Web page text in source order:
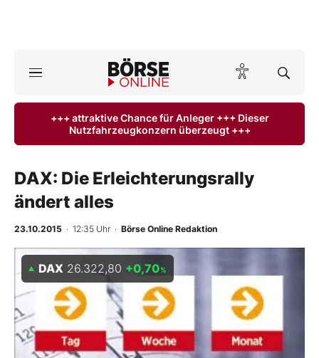
ktuelle Ausgabe BÖRSE ONLINE lesen
Anlageprodukte
Finanz-Check
BO-Musterdepots
Experten
Mein B:O
+++ attraktive Chance für Anleger +++ Dieser
Nutzfahrzeugkonzern überzeugt +++
DAX: Die Erleichterungsrally
ändert alles
23.10.2015 · 12:35 Uhr · Börse Online Redaktion
DAX 26.322,80 +0,70%